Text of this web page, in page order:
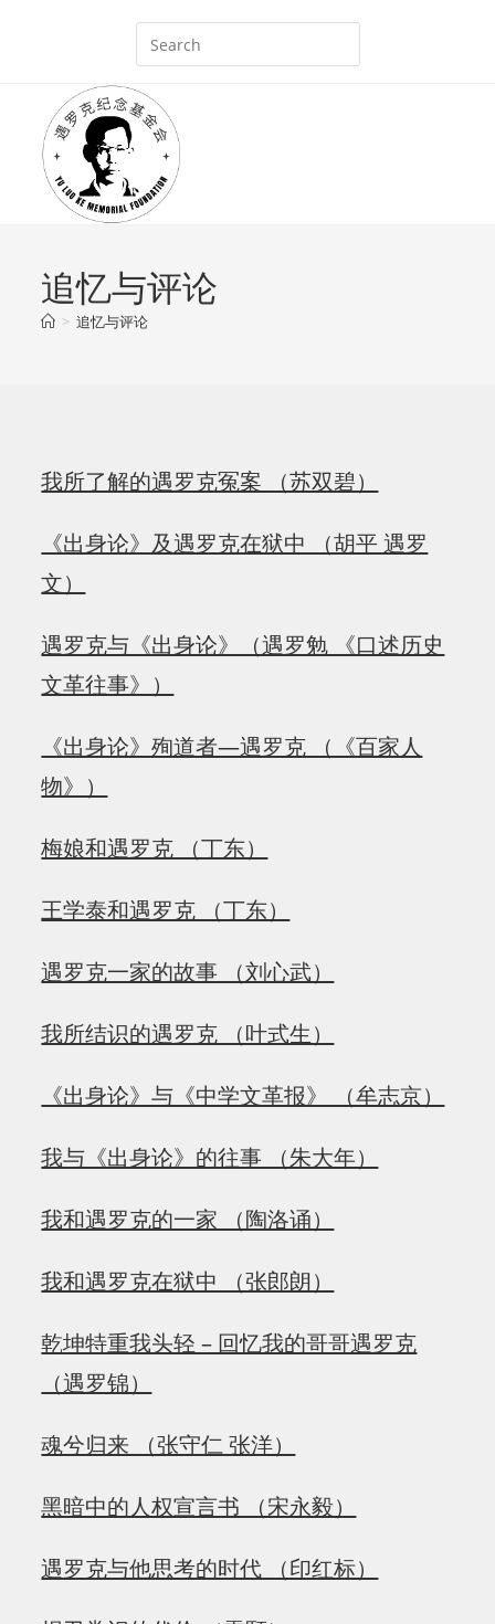
追忆与评论
> 追忆与评论
我所了解的遇罗克冤案 （苏双碧）
《出身论》及遇罗克在狱中 （胡平 遇罗
文）
遇罗克与《出身论》（遇罗勉 《口述历史
文革往事》）
《出身论》殉道者—遇罗克 （《百家人
物》）
梅娘和遇罗克 （丁东）
王学泰和遇罗克 （丁东）
遇罗克一家的故事 （刘心武）
我所结识的遇罗克 （叶式生）
《出身论》与《中学文革报》 （牟志京）
我与《出身论》的往事 （朱大年）
我和遇罗克的一家 （陶洛诵）
我和遇罗克在狱中 （张郎朗）
乾坤特重我头轻 – 回忆我的哥哥遇罗克
（遇罗锦）
魂兮归来 （张守仁 张洋）
黑暗中的人权宣言书 （宋永毅）
遇罗克与他思考的时代 （印红标）